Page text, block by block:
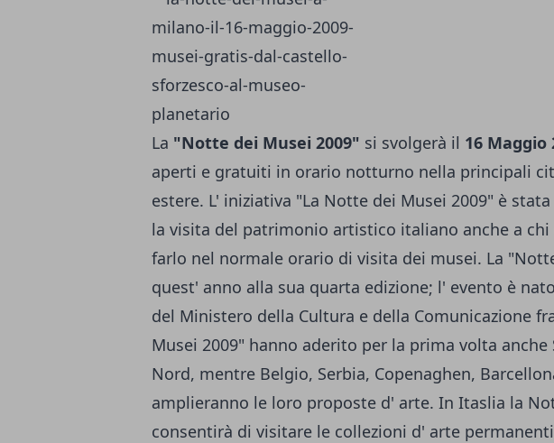
La "Notte dei Musei 2009" si svolgerà il 16 Maggio
aperti e gratuiti in orario notturno nella principali
estere. L' iniziativa "La Notte dei Musei 2009" è
la visita del patrimonio artistico italiano anche a
farlo nel normale orario di visita dei musei. La
quest' anno alla sua quarta edizione; l' evento è
del Ministero della Cultura e della Comunicazione
Musei 2009" hanno aderito per la prima volta anche
Nord, mentre Belgio, Serbia, Copenaghen,
amplieranno le loro proposte d' arte. In Itaslia la
consentirà di visitare le collezioni d' arte